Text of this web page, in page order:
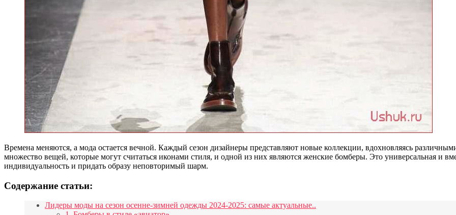
Времена меняются, а мода остается вечной. Каждый сезон дизайнеры представляют новые коллекции, вдохновляясь
множество вещей, которые могут считаться иконами стиля, и одной из них являются женские бомберы. Это универсальная и
индивидуальность и придать образу неповторимый шарм.
Содержание статьи:
Лидеры моды на сезон осенне-зимней одежды 2024-2025: самые актуальные..